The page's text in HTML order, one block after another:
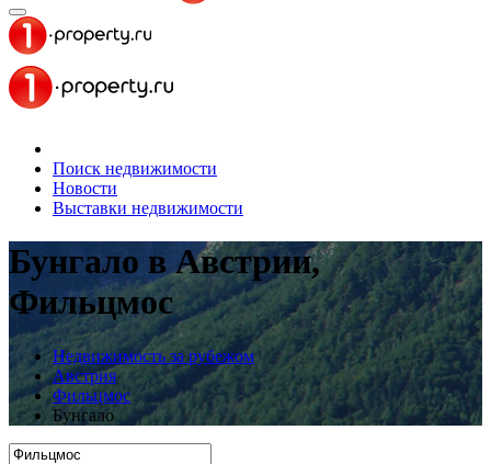
Поиск недвижимости
Новости
Выставки недвижимости
Бунгало в Австрии,
Фильцмос
Недвижимость за рубежом
Австрия
Фильцмос
Бунгало